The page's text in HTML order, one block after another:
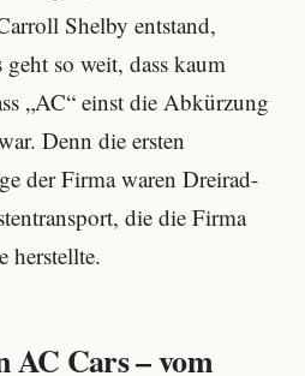
Shelby entstand,
so weit, dass kaum
„AC“ einst die Abkürzung
Denn die ersten
der Firma waren Dreirad-
die die Firma
herstellte.
AC Cars – vom